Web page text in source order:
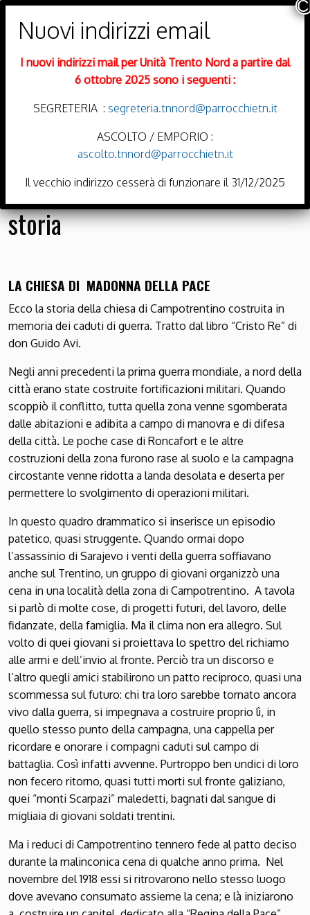
Trento Nord
DIOCESI DI TRENTO
storia
LA CHIESA DI MADONNA DELLA PACE
Ecco la storia della chiesa di Campotrentino costruita in
memoria dei caduti di guerra. Tratto dal libro “Cristo Re” di
don Guido Avi.
Negli anni precedenti la prima guerra mondiale, a nord della
città erano state costruite fortificazioni militari. Quando
scoppiò il conflitto, tutta quella zona venne sgomberata
dalle abitazioni e adibita a campo di manovra e di difesa
della città. Le poche case di Roncafort e le altre
costruzioni della zona furono rase al suolo e la campagna
circostante venne ridotta a landa desolata e deserta per
permettere lo svolgimento di operazioni militari.
In questo quadro drammatico si inserisce un episodio
patetico, quasi struggente. Quando ormai dopo
l’assassinio di Sarajevo i venti della guerra soffiavano
anche sul Trentino, un gruppo di giovani organizzò una
cena in una località della zona di Campotrentino. A tavola
si parlò di molte cose, di progetti futuri, del lavoro, delle
fidanzate, della famiglia. Ma il clima non era allegro. Sul
volto di quei giovani si proiettava lo spettro del richiamo
alle armi e dell’invio al fronte. Perciò tra un discorso e
l’altro quegli amici stabilirono un patto reciproco, quasi una
scommessa sul futuro: chi tra loro sarebbe tornato ancora
vivo dalla guerra, si impegnava a costruire proprio lì, in
quello stesso punto della campagna, una cappella per
ricordare e onorare i compagni caduti sul campo di
battaglia. Così infatti avvenne. Purtroppo ben undici di loro
non fecero ritorno, quasi tutti morti sul fronte galiziano,
quei “monti Scarpazi” maledetti, bagnati dal sangue di
migliaia di giovani soldati trentini.
Ma i reduci di Campotrentino tennero fede al patto deciso
durante la malinconica cena di qualche anno prima. Nel
novembre del 1918 essi si ritrovarono nello stesso luogo
dove avevano consumato assieme la cena; e là iniziarono
I nuovi indirizzi mail per Unità Trento Nord a partire dal
6 ottobre 2025 sono i seguenti :
SEGRETERIA : segreteria.tnnord@parrocchietn.it
ASCOLTO / EMPORIO :
ascolto.tnnord@parrocchietn.it
Il vecchio indirizzo cesserà di funzionare il 31/12/2025